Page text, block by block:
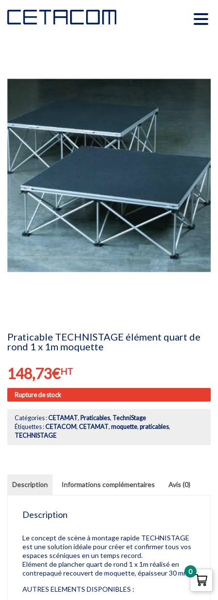
Praticable TECHNISTAGE élément quart de
rond 1 x 1m moquette
148,73€HT
Rupture de stock
Catégories :CETAMAT, Praticables, TechniStage
Étiquettes :CETACOM, CETAMAT, moquette, praticables,
TECHNISTAGE
Description Informations complémentaires Avis (0)
Description
Le concept de scène à montage rapide TECHNISTAGE
est une solution idéale pour créer et confirmer tous vos
espaces scéniques en un temps record.
Elément de plancher quart de rond 1 x 1m réalisé en
contrepaqué recouvert de moquette, épaisseur 30 mm.
AUTRES ELEMENTS DISPONIBLES :
0